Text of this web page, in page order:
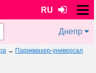
RU
Днепр
→ Парикмахер-универсал